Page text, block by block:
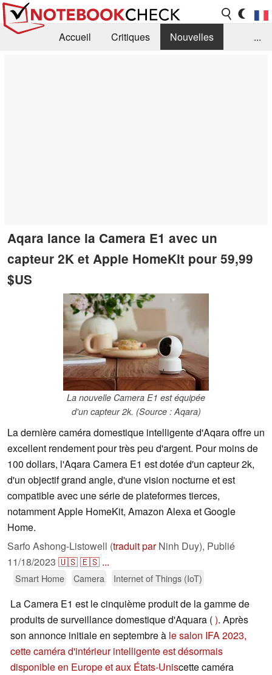
Accueil Critiques
Nouvelles
...
Aqara lance la Camera E1 avec un
capteur 2K et Apple HomeKit pour 59,99
$US
La nouvelle Camera E1 est équipée
d'un capteur 2k. (Source : Aqara)
La dernière caméra domestique intelligente d'Aqara offre un
excellent rendement pour très peu d'argent. Pour moins de
100 dollars, l'Aqara Camera E1 est dotée d'un capteur 2k,
d'un objectif grand angle, d'une vision nocturne et est
compatible avec une série de plateformes tierces,
notamment Apple HomeKit, Amazon Alexa et Google
Home.
Sarfo Ashong-Listowell (traduit parNinh Duy), Publié
11/18/2023 🇺🇸🇪🇸 ...
Smart Home Camera Internet of Things (IoT)
La Camera E1 est le cinquième produit de la gamme de
produits de surveillance domestique d'Aquara (). Après
son annonce initiale en septembre à le salon IFA 2023,
cette caméra d'intérieur intelligente est désormais
disponible en Europe et aux États-Uniscette caméra